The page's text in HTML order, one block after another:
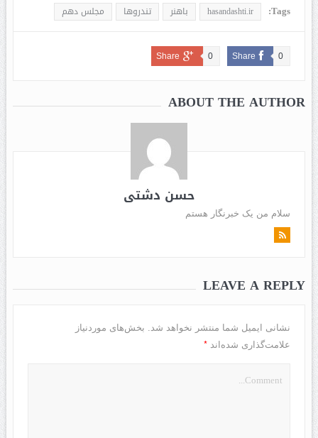
Tags:
hasandashti.ir باهنر تندروها مجلس دهم
Share 0
Share 0
ABOUT THE AUTHOR
حسن دشتی
سلام من یک خبرنگار هستم
LEAVE A REPLY
نشانی ایمیل شما منتشر نخواهد شد.
بخش‌های موردنیاز
علامت‌گذاری شده‌اند *